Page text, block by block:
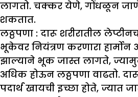
लागतो. चक्कर येणे, गोंधळून
शकतात.
लठ्ठपणा : दारू शरीरातील
भूकेवर नियंत्रण करणारा
झाल्याने भूक जास्त लागते,
अधिक होऊन लठ्ठपणा वाढतो.
पदार्थ खायची इच्छा होते, ज्यात